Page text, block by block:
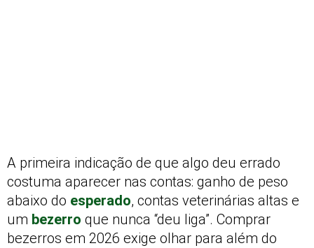
A primeira indicação de que algo deu errado
costuma aparecer nas contas: ganho de peso
abaixo do esperado, contas veterinárias altas e
um bezerro que nunca “deu liga”. Comprar
bezerros em 2026 exige olhar para além do